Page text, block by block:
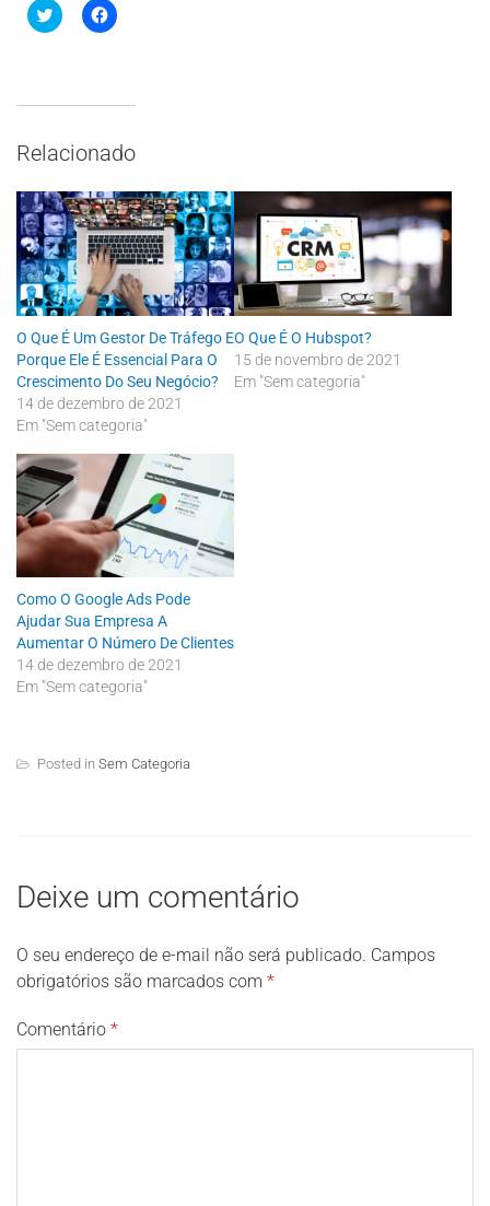
C
l
a
c
p
a
r
t
i
l
h
a
r
o
T
w
i
t
e
(
a
b
r
e
m
n
v
a
j
a
n
e
l
a
)
C
l
a
c
p
a
r
t
i
l
h
a
r
o
F
a
c
e
b
o
o
k
(
a
b
r
e
e
m
n
o
v
a
j
a
n
e
l
a
Relacionado
O Que É Um Gestor De Tráfego E
Porque Ele É Essencial Para O
Crescimento Do Seu Negócio?
14 de dezembro de 2021
Em "Sem categoria"
O Que É O Hubspot?
15 de novembro de 2021
Em "Sem categoria"
Como O Google Ads Pode
Ajudar Sua Empresa A
Aumentar O Número De Clientes
14 de dezembro de 2021
Em "Sem categoria"
Posted in Sem Categoria
Deixe um comentário
O seu endereço de e-mail não será publicado. Campos
obrigatórios são marcados com *
Comentário *